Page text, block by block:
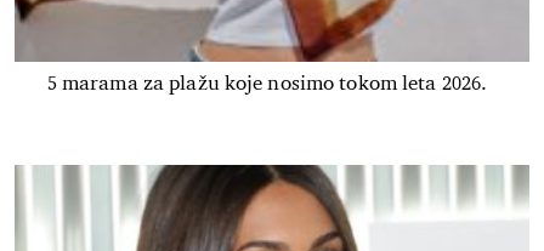
5 marama za plažu koje nosimo tokom leta 2026.